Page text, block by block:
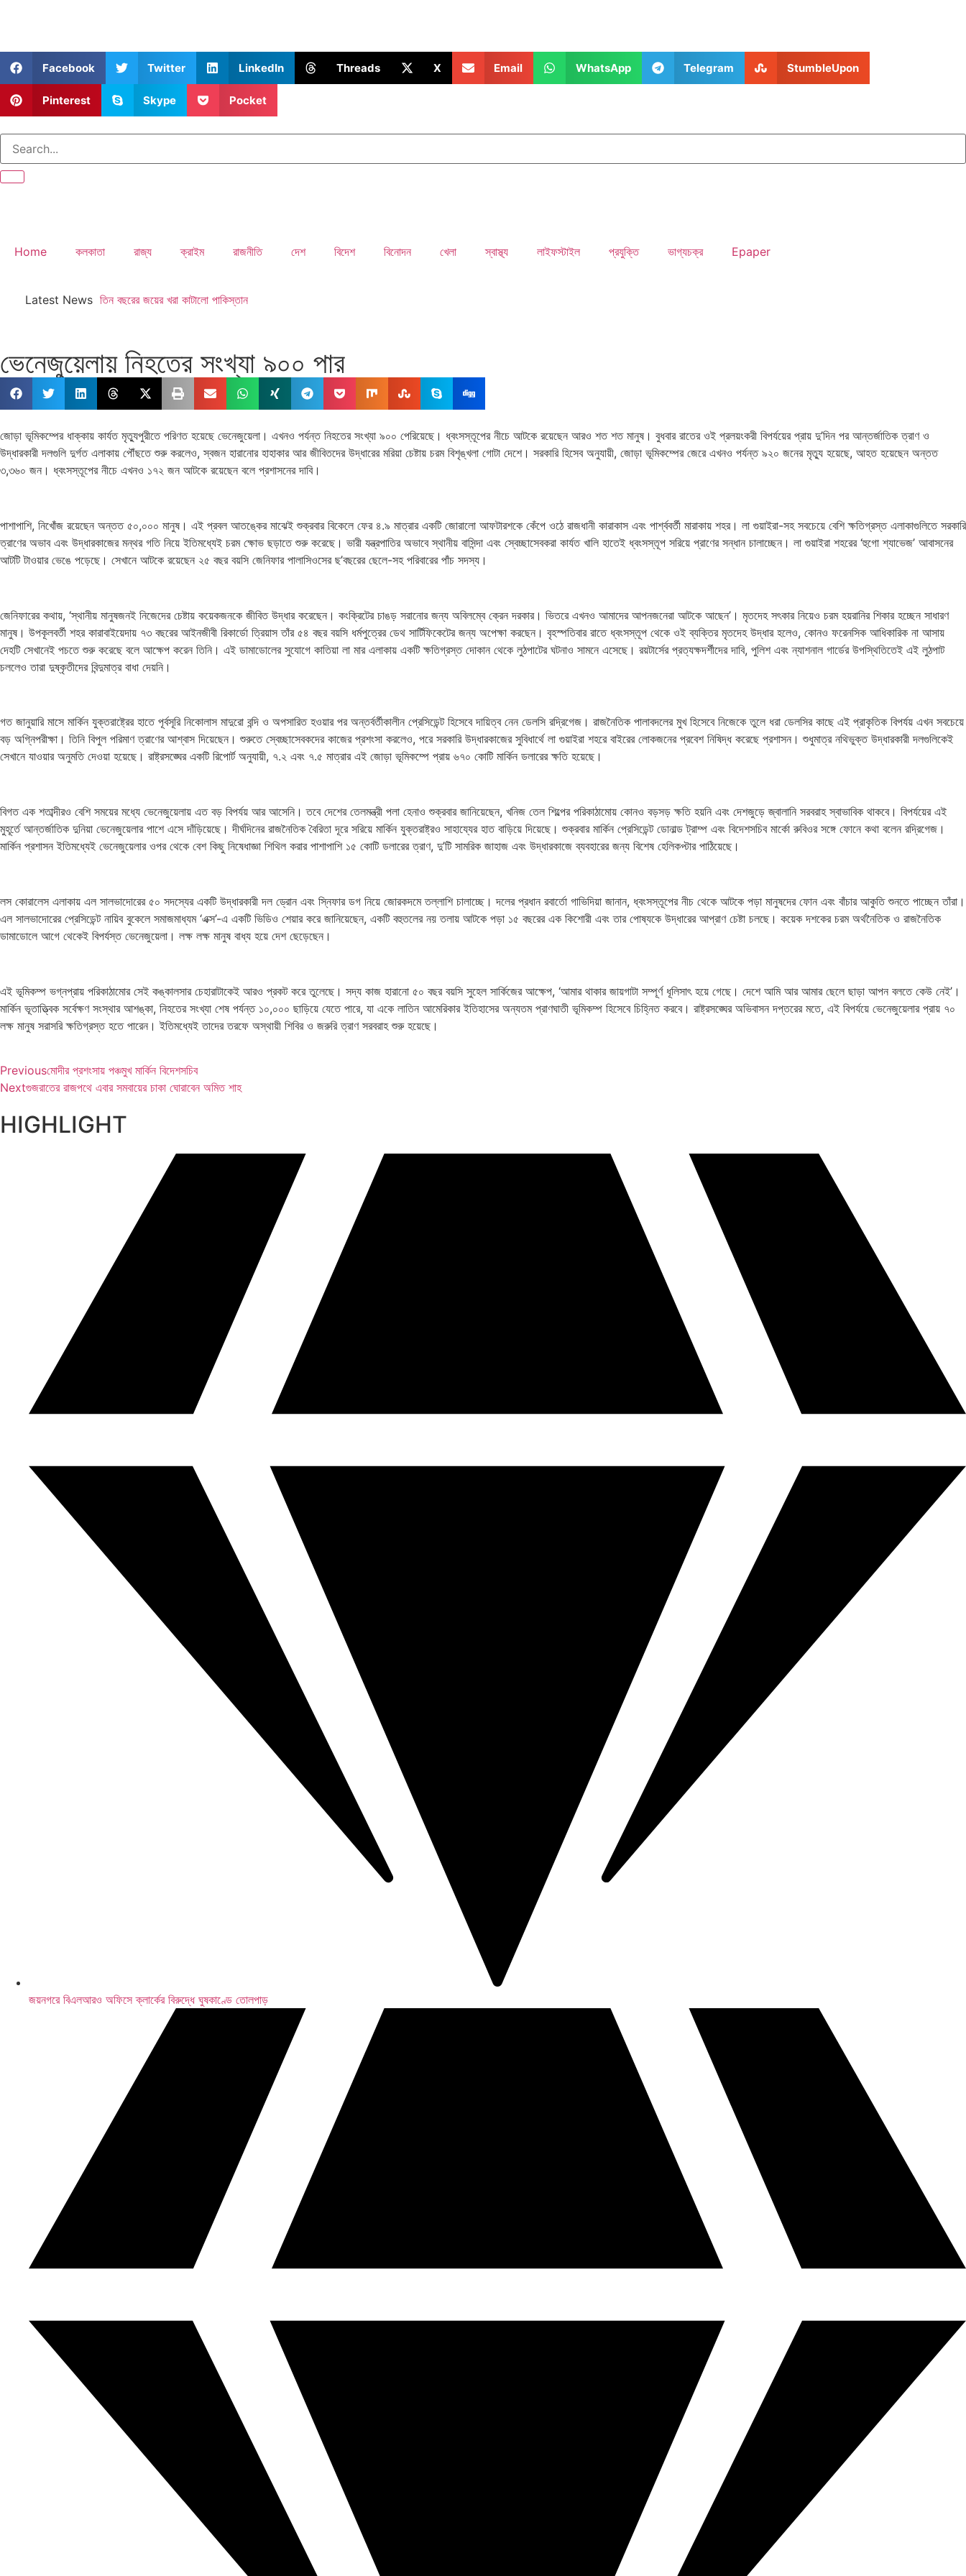
Facebook Twitter LinkedIn Threads X Email WhatsApp Telegram StumbleUpon
Pinterest Skype Pocket
Home কলকাতা রাজ্য ক্রাইম রাজনীতি দেশ বিদেশ বিনোদন খেলা স্বাস্থ্য লাইফস্টাইল প্রযুক্তি ভাগ্যচক্র Epaper
Latest News তিন বছরের জয়ের খরা কাটালো পাকিস্তান
এলআইসি-র ৩১,৫০০ কোটি টাকার শেয়ার বিক্রি
ভেনেজুয়েলায় নিহতের সংখ্যা ৯০০ পার
জোড়া ভূমিকম্পের ধাক্কায় কার্যত মৃত্যুপুরীতে পরিণত হয়েছে ভেনেজুয়েলা। এখনও পর্যন্ত নিহতের সংখ্যা ৯০০ পেরিয়েছে। ধ্বংসস্তূপের নীচে আটকে রয়েছেন আরও শত শত মানুষ। বুধবার রাতের ওই প্রলয়ংকরী বিপর্যয়ের প্রায় দু’দিন পর আন্তর্জাতিক ত্রাণ ও
উদ্ধারকারী দলগুলি দুর্গত এলাকায় পৌঁছতে শুরু করলেও, স্বজন হারানোর হাহাকার আর জীবিতদের উদ্ধারের মরিয়া চেষ্টায় চরম বিশৃঙ্খলা গোটা দেশে। সরকারি হিসেব অনুযায়ী, জোড়া ভূমিকম্পের জেরে এখনও পর্যন্ত ৯২০ জনের মৃত্যু হয়েছে, আহত হয়েছেন অন্তত
৩,৩৬০ জন। ধ্বংসস্তূপের নীচে এখনও ১৭২ জন আটকে রয়েছেন বলে প্রশাসনের দাবি।
পাশাপাশি, নিখোঁজ রয়েছেন অন্তত ৫০,০০০ মানুষ। এই প্রবল আতঙ্কের মাঝেই শুক্রবার বিকেলে ফের ৪.৯ মাত্রার একটি জোরালো আফটারশকে কেঁপে ওঠে রাজধানী কারাকাস এবং পার্শ্ববর্তী মারাকায় শহর। লা গুয়াইরা-সহ সবচেয়ে বেশি ক্ষতিগ্রস্ত এলাকাগুলিতে সরকারি
ত্রাণের অভাব এবং উদ্ধারকাজের মন্থর গতি নিয়ে ইতিমধ্যেই চরম ক্ষোভ ছড়াতে শুরু করেছে। ভারী যন্ত্রপাতির অভাবে স্থানীয় বাসিন্দা এবং স্বেচ্ছাসেবকরা কার্যত খালি হাতেই ধ্বংসস্তূপ সরিয়ে প্রাণের সন্ধান চালাচ্ছেন। লা গুয়াইরা শহরের ‘হুগো শ্যাভেজ’ আবাসনের
আটটি টাওয়ার ভেঙে পড়েছে। সেখানে আটকে রয়েছেন ২৫ বছর বয়সি জেনিফার পালাসিওসের ছ’বছরের ছেলে-সহ পরিবারের পাঁচ সদস্য।
জেনিফারের কথায়, ‘স্থানীয় মানুষজনই নিজেদের চেষ্টায় কয়েকজনকে জীবিত উদ্ধার করেছেন। কংক্রিটের চাঙড় সরানোর জন্য অবিলম্বে ক্রেন দরকার। ভিতরে এখনও আমাদের আপনজনেরা আটকে আছেন’। মৃতদেহ সৎকার নিয়েও চরম হয়রানির শিকার হচ্ছেন সাধারণ
মানুষ। উপকূলবর্তী শহর কারাবাইয়েদায় ৭৩ বছরের আইনজীবী রিকার্ডো ত্রিয়াস তাঁর ৫৪ বছর বয়সি ধর্মপুত্রের ডেথ সার্টিফিকেটের জন্য অপেক্ষা করছেন। বৃহস্পতিবার রাতে ধ্বংসস্তূপ থেকে ওই ব্যক্তির মৃতদেহ উদ্ধার হলেও, কোনও ফরেনসিক আধিকারিক না আসায়
দেহটি সেখানেই পচতে শুরু করেছে বলে আক্ষেপ করেন তিনি। এই ডামাডোলের সুযোগে কাতিয়া লা মার এলাকায় একটি ক্ষতিগ্রস্ত দোকান থেকে লুঠপাটের ঘটনাও সামনে এসেছে। রয়টার্সের প্রত্যক্ষদর্শীদের দাবি, পুলিশ এবং ন্যাশনাল গার্ডের উপস্থিতিতেই এই লুঠপাট
চললেও তারা দুষ্কৃতীদের বিন্দুমাত্র বাধা দেয়নি।
গত জানুয়ারি মাসে মার্কিন যুক্তরাষ্ট্রের হাতে পূর্বসূরি নিকোলাস মাদুরো বন্দি ও অপসারিত হওয়ার পর অন্তর্বর্তীকালীন প্রেসিডেন্ট হিসেবে দায়িত্ব নেন ডেলসি রদ্রিগেজ। রাজনৈতিক পালাবদলের মুখ হিসেবে নিজেকে তুলে ধরা ডেলসির কাছে এই প্রাকৃতিক বিপর্যয় এখন সবচেয়ে
বড় অগ্নিপরীক্ষা। তিনি বিপুল পরিমাণ ত্রাণের আশ্বাস দিয়েছেন। শুরুতে স্বেচ্ছাসেবকদের কাজের প্রশংসা করলেও, পরে সরকারি উদ্ধারকাজের সুবিধার্থে লা গুয়াইরা শহরে বাইরের লোকজনের প্রবেশ নিষিদ্ধ করেছে প্রশাসন। শুধুমাত্র নথিভুক্ত উদ্ধারকারী দলগুলিকেই
সেখানে যাওয়ার অনুমতি দেওয়া হয়েছে। রাষ্ট্রসঙ্ঘের একটি রিপোর্ট অনুযায়ী, ৭.২ এবং ৭.৫ মাত্রার এই জোড়া ভূমিকম্পে প্রায় ৬৭০ কোটি মার্কিন ডলারের ক্ষতি হয়েছে।
বিগত এক শতাব্দীরও বেশি সময়ের মধ্যে ভেনেজুয়েলায় এত বড় বিপর্যয় আর আসেনি। তবে দেশের তেলমন্ত্রী পলা হেনাও শুক্রবার জানিয়েছেন, খনিজ তেল শিল্পের পরিকাঠামোয় কোনও বড়সড় ক্ষতি হয়নি এবং দেশজুড়ে জ্বালানি সরবরাহ স্বাভাবিক থাকবে। বিপর্যয়ের এই
মুহূর্তে আন্তর্জাতিক দুনিয়া ভেনেজুয়েলার পাশে এসে দাঁড়িয়েছে। দীর্ঘদিনের রাজনৈতিক বৈরিতা দূরে সরিয়ে মার্কিন যুক্তরাষ্ট্রও সাহায্যের হাত বাড়িয়ে দিয়েছে। শুক্রবার মার্কিন প্রেসিডেন্ট ডোনাল্ড ট্রাম্প এবং বিদেশসচিব মার্কো রুবিওর সঙ্গে ফোনে কথা বলেন রদ্রিগেজ।
মার্কিন প্রশাসন ইতিমধ্যেই ভেনেজুয়েলার ওপর থেকে বেশ কিছু নিষেধাজ্ঞা শিথিল করার পাশাপাশি ১৫ কোটি ডলারের ত্রাণ, দু’টি সামরিক জাহাজ এবং উদ্ধারকাজে ব্যবহারের জন্য বিশেষ হেলিকপ্টার পাঠিয়েছে।
লস কোরালেস এলাকায় এল সালভাদোরের ৫০ সদস্যের একটি উদ্ধারকারী দল ড্রোন এবং স্নিফার ডগ নিয়ে জোরকদমে তল্লাশি চালাচ্ছে। দলের প্রধান রবার্তো গাভিদিয়া জানান, ধ্বংসস্তূপের নীচ থেকে আটকে পড়া মানুষদের ফোন এবং বাঁচার আকুতি শুনতে পাচ্ছেন তাঁরা।
এল সালভাদোরের প্রেসিডেন্ট নায়িব বুকেলে সমাজমাধ্যম ‘এক্স’-এ একটি ভিডিও শেয়ার করে জানিয়েছেন, একটি বহুতলের নয় তলায় আটকে পড়া ১৫ বছরের এক কিশোরী এবং তার পোষ্যকে উদ্ধারের আপ্রাণ চেষ্টা চলছে। কয়েক দশকের চরম অর্থনৈতিক ও রাজনৈতিক
ডামাডোলে আগে থেকেই বিপর্যস্ত ভেনেজুয়েলা। লক্ষ লক্ষ মানুষ বাধ্য হয়ে দেশ ছেড়েছেন।
এই ভূমিকম্প ভগ্নপ্রায় পরিকাঠামোর সেই কঙ্কালসার চেহারাটাকেই আরও প্রকট করে তুলেছে। সদ্য কাজ হারানো ৫০ বছর বয়সি সুহেল সার্কিজের আক্ষেপ, ‘আমার থাকার জায়গাটা সম্পূর্ণ ধূলিসাৎ হয়ে গেছে। দেশে আমি আর আমার ছেলে ছাড়া আপন বলতে কেউ নেই’।
মার্কিন ভূতাত্ত্বিক সর্বেক্ষণ সংস্থার আশঙ্কা, নিহতের সংখ্যা শেষ পর্যন্ত ১০,০০০ ছাড়িয়ে যেতে পারে, যা একে লাতিন আমেরিকার ইতিহাসের অন্যতম প্রাণঘাতী ভূমিকম্প হিসেবে চিহ্নিত করবে। রাষ্ট্রসঙ্ঘের অভিবাসন দপ্তরের মতে, এই বিপর্যয়ে ভেনেজুয়েলার প্রায় ৭০
লক্ষ মানুষ সরাসরি ক্ষতিগ্রস্ত হতে পারেন। ইতিমধ্যেই তাদের তরফে অস্থায়ী শিবির ও জরুরি ত্রাণ সরবরাহ শুরু হয়েছে।
Previousমোদীর প্রশংসায় পঞ্চমুখ মার্কিন বিদেশসচিব
Nextগুজরাতের রাজপথে এবার সমবায়ের চাকা ঘোরাবেন অমিত শাহ
HIGHLIGHT
জয়নগরে বিএলআরও অফিসে ক্লার্কের বিরুদ্ধে ঘুষকাণ্ডে তোলপাড়